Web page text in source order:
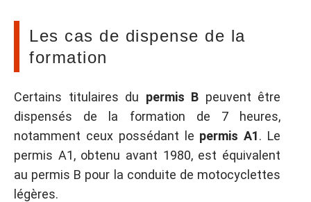
Les cas de dispense de la
formation
Certains titulaires du permis B peuvent être
dispensés de la formation de 7 heures,
notamment ceux possédant le permis A1. Le
permis A1, obtenu avant 1980, est équivalent
au permis B pour la conduite de motocyclettes
légères.